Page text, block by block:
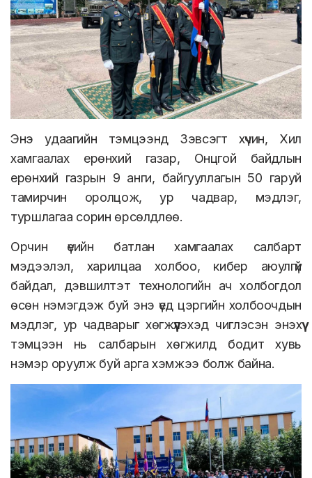
Энэ удаагийн тэмцээнд Зэвсэгт хүчин, Хил
хамгаалах ерөнхий газар, Онцгой байдлын
ерөнхий газрын 9 анги, байгууллагын 50 гаруй
тамирчин оролцож, ур чадвар, мэдлэг,
туршлагаа сорин өрсөлдлөө.
Орчин үеийн батлан хамгаалах салбарт
мэдээлэл, харилцаа холбоо, кибер аюулгүй
байдал, дэвшилтэт технологийн ач холбогдол
өсөн нэмэгдэж буй энэ үед цэргийн холбоочдын
мэдлэг, ур чадварыг хөгжүүлэхэд чиглэсэн энэхүү
тэмцээн нь салбарын хөгжилд бодит хувь
нэмэр оруулж буй арга хэмжээ болж байна.